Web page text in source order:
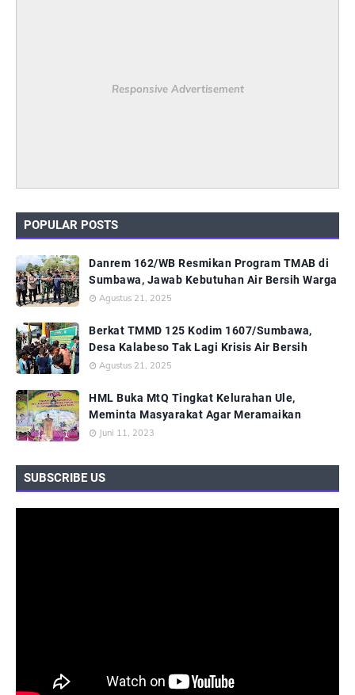
Responsive Advertisement
POPULAR POSTS
Danrem 162/WB Resmikan Program TMAB di
Sumbawa, Jawab Kebutuhan Air Bersih Warga
Agustus 21, 2025
Berkat TMMD 125 Kodim 1607/Sumbawa,
Desa Kalabeso Tak Lagi Krisis Air Bersih
Agustus 21, 2025
HML Buka MtQ Tingkat Kelurahan Ule,
Meminta Masyarakat Agar Meramaikan
Juni 11, 2023
SUBSCRIBE US